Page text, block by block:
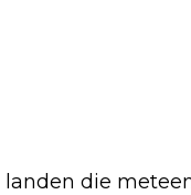
die